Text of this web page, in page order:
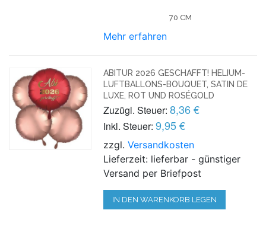
70 CM
Mehr erfahren
ABITUR 2026 GESCHAFFT! HELIUM-
LUFTBALLONS-BOUQUET, SATIN DE
LUXE, ROT UND ROSÉGOLD
Zuzügl. Steuer: 8,36 €
Inkl. Steuer: 9,95 €
zzgl.Versandkosten
Lieferzeit: lieferbar - günstiger
Versand per Briefpost
IN DEN WARENKORB LEGEN